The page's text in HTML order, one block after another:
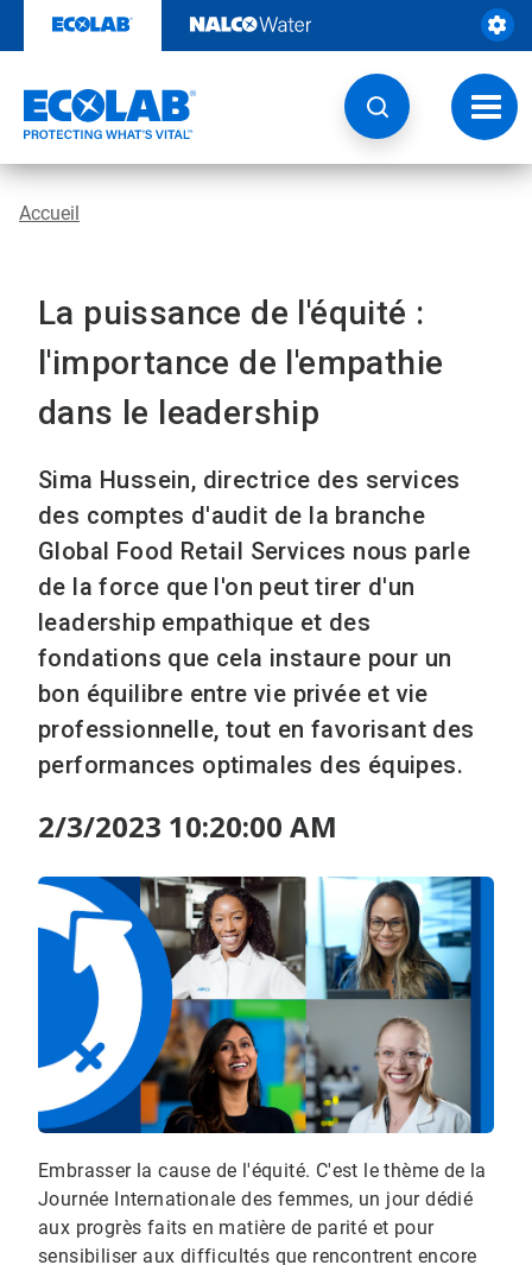
contenu
la
Accueil
La puissance de l'équité :
l'importance de l'empathie
dans le leadership
Sima Hussein, directrice des services
des comptes d'audit de la branche
Global Food Retail Services nous parle
de la force que l'on peut tirer d'un
leadership empathique et des
fondations que cela instaure pour un
bon équilibre entre vie privée et vie
professionnelle, tout en favorisant des
performances optimales des équipes.
2/3/2023 10:20:00 AM
Embrasser la cause de l'équité. C'est le thème de la
Journée Internationale des femmes, un jour dédié
aux progrès faits en matière de parité et pour
sensibiliser aux difficultés que rencontrent encore